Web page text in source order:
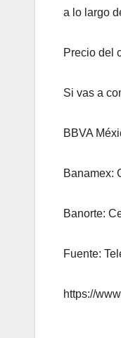
a lo largo
Precio del
Si vas a
BBVA
Banamex:
Banorte:
Fuente:
https://